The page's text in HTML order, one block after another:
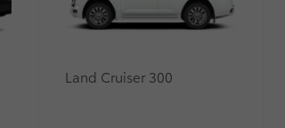
Land Cruiser 300
и комфортно продать свой
свой кредитный автомобиль на